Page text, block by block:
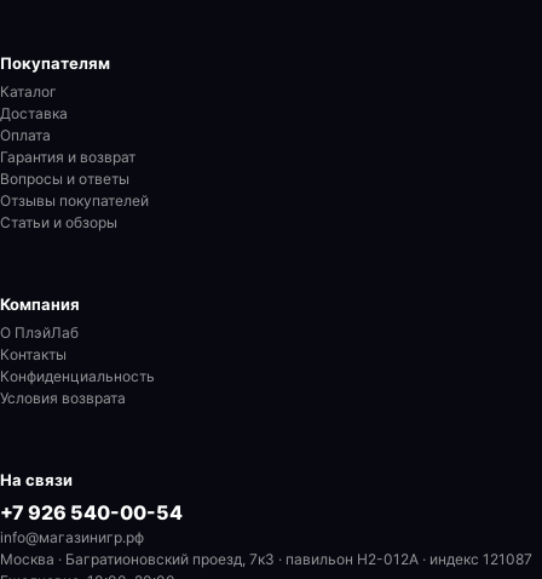
Покупателям
Каталог
Доставка
Оплата
Гарантия и возврат
Вопросы и ответы
Отзывы покупателей
Статьи и обзоры
Компания
О ПлэйЛаб
Контакты
Конфиденциальность
Условия возврата
На связи
+7 926 540-00-54
info@магазинигр.рф
Москва · Багратионовский проезд, 7к3 · павильон H2-012A · индекс 121087